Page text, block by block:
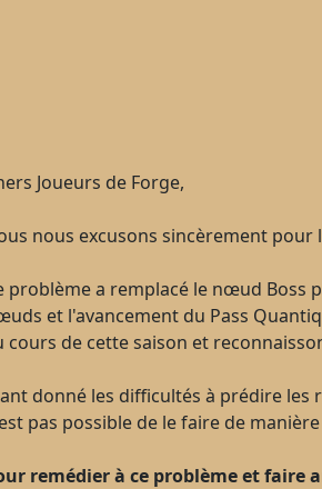
Joueurs de Forge,
nous excusons sincèrement
problème a remplacé le nœud
et l'avancement du Pass
cours de cette saison et
donné les difficultés à prédire les
pas possible de le faire de
remédier à ce problème et faire